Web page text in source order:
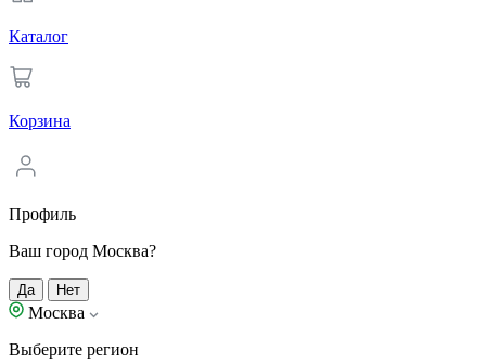
Каталог
Корзина
Профиль
Ваш город Москва?
Да Нет
Москва
Выберите регион